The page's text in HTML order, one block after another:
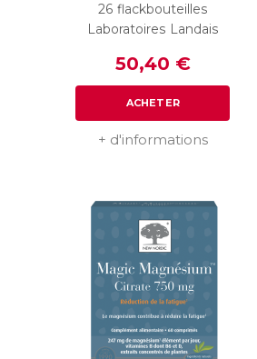
26 flackbouteilles
Laboratoires Landais
50,40 €
ACHETER
+ d'informations